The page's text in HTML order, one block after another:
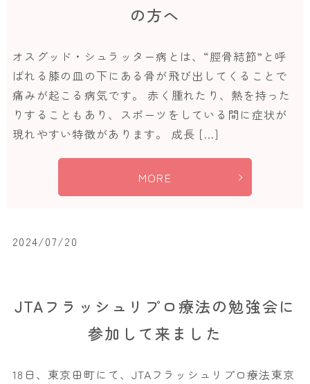
の方へ
オスグッド・シュラッター病とは、“脛骨結節”と呼
ばれる膝の皿の下にある骨が飛び出してくることで
痛みが起こる病気です。 赤く腫れたり、熱を持った
りすることもあり、スポーツをしている間に症状が
現れやすい特徴があります。 成長 […]
MORE
2024/07/20
JTAフラッシュリプロ療法の勉強会に
参加して来ました
18日、東京田町にて、JTAフラッシュリプロ療法東京